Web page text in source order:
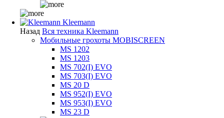
Kleemann
Назад Вся техника Kleemann
Мобильные грохоты MOBISCREEN
MS 1202
MS 1203
MS 702(I) EVO
MS 703(I) EVO
MS 20 D
MS 952(I) EVO
MS 953(I) EVO
MS 23 D